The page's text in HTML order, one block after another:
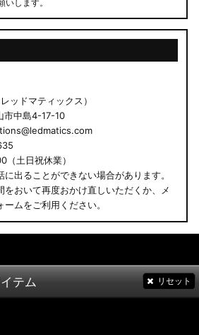
します。
ッドマティックス）
市中島4-17-10
土日祝休業）
出ることができない場合があります。
をおいて再度おかけ直しいただくか、メ
ムをご利用ください。
テム リセット